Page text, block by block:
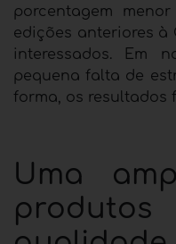
porcentagem
edições anteriores à
interessados. Em
pequena falta de
forma, os resultados
Uma